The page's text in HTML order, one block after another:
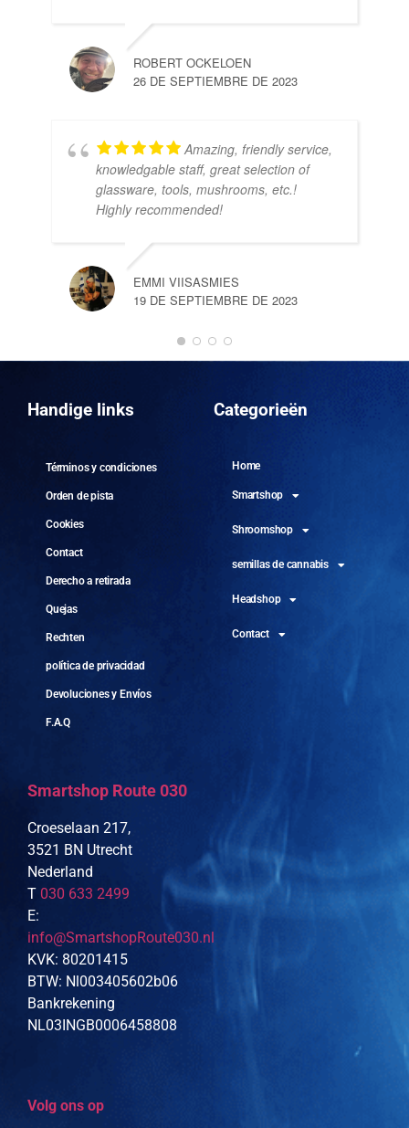
ROBERT OCKELOEN
26 DE SEPTIEMBRE DE 2023
Amazing, friendly service,
knowledgable staff, great selection of
glassware, tools, mushrooms, etc.!
Highly recommended!
EMMI VIISASMIES
19 DE SEPTIEMBRE DE 2023
Handige links
Términos y condiciones
Orden de pista
Cookies
Contact
Derecho a retirada
Quejas
Rechten
política de privacidad
Devoluciones y Envíos
F.A.Q
Categorieën
Home
Smartshop
Shroomshop
semillas de cannabis
Headshop
Contact
Smartshop Route 030
Croeselaan 217,
3521 BN Utrecht
Nederland
T 030 633 2499
E:
info@SmartshopRoute030.nl
KVK: 80201415
BTW: Nl003405602b06
Bankrekening
NL03INGB0006458808
Volg ons op